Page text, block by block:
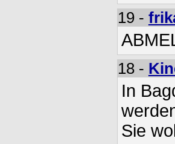
19 -
18 -
In
Sie